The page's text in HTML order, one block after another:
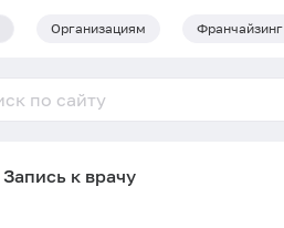
Организациям Франчайзинг
Запись к врачу